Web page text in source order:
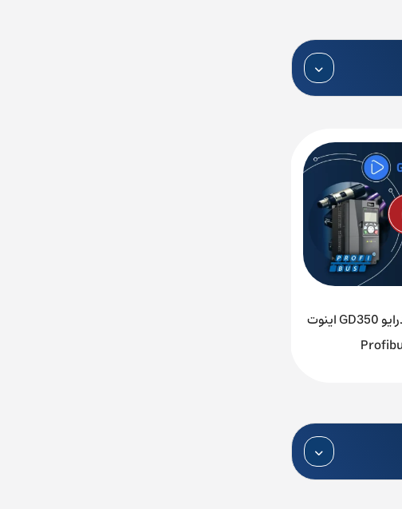
ویدیو آموزش اتصال درایو GD350 اینوت